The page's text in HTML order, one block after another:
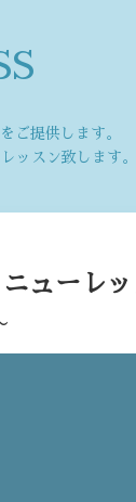
ご提供します。
ッスン致します。
ューレ